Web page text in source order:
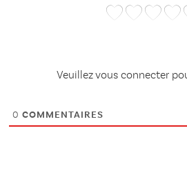
Veuillez vous connecter
0 COMMENTAIRES